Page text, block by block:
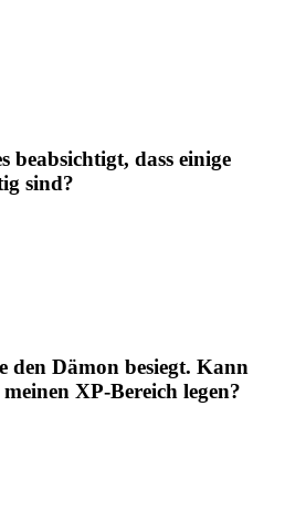
beabsichtigt, dass einige
sind?
den Dämon besiegt. Kann
XP-Bereich legen?